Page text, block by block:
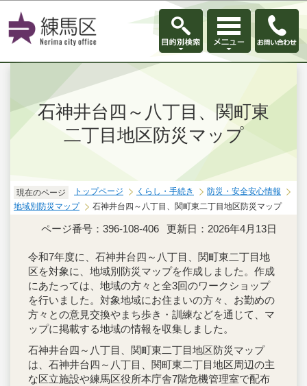
このページの本文へ移動
石神井台四～八丁目、関町東
二丁目地区防災マップ
現在のページ トップページ くらし・手続き
防災・安全安心情報
地域別防災マップ
石神井台四～八丁目、関町東二丁目地区防災マップ
ページ番号：396-108-406 更新日：2026年4月13日
令和7年度に、石神井台四～八丁目、関町東二丁目地
区を対象に、地域別防災マップを作成しました。作成
にあたっては、地域の方々と全3回のワークショップ
を行いました。対象地域にお住まいの方々、お勤めの
方々との意見交換やまち歩き・訓練などを通じて、マ
ップに掲載する地域の情報を収集しました。
石神井台四～八丁目、関町東二丁目地区防災マップ
は、石神井台四～八丁目、関町東二丁目地区周辺の主
な区立施設や練馬区役所本庁舎7階危機管理室で配布